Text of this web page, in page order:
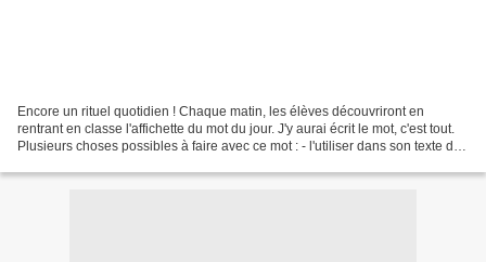
Encore un rituel quotidien ! Chaque matin, les élèves découvriront en
rentrant en classe l'affichette du mot du jour. J'y aurai écrit le mot, c'est tout.
Plusieurs choses possibles à faire avec ce mot : - l'utiliser dans son texte du